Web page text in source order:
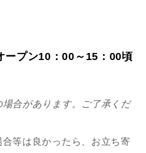
ープン10：00～15：00頃
合があります。ご了承くだ
等は良かったら、お立ち寄